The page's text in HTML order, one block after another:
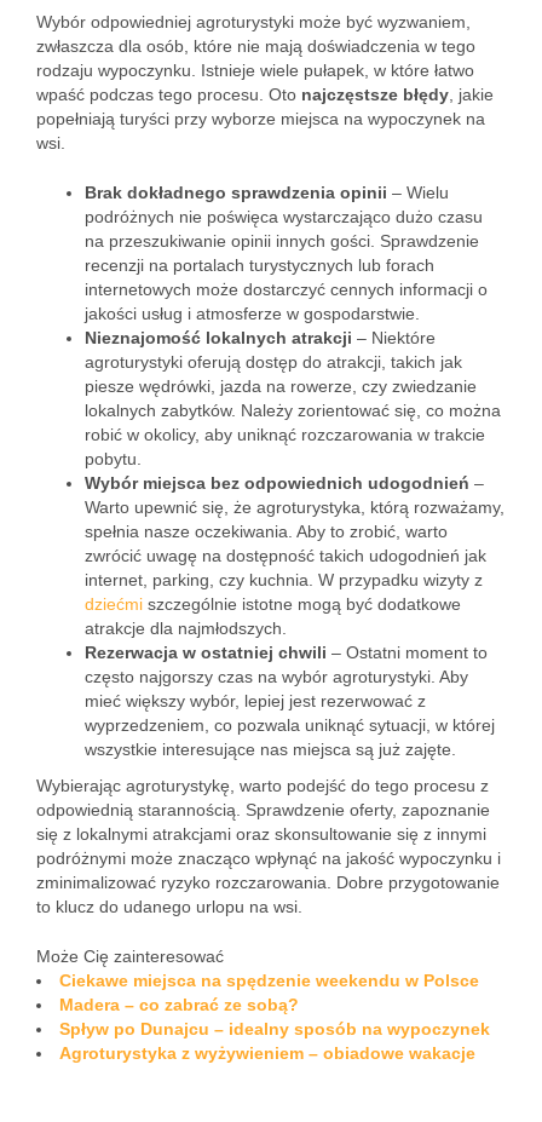
Wybór odpowiedniej agroturystyki może być wyzwaniem,
zwłaszcza dla osób, które nie mają doświadczenia w tego
rodzaju wypoczynku. Istnieje wiele pułapek, w które łatwo
wpaść podczas tego procesu. Oto najczęstsze błędy , jakie
popełniają turyści przy wyborze miejsca na wypoczynek na
wsi.
Brak dokładnego sprawdzenia opinii – Wielu
podróżnych nie poświęca wystarczająco dużo czasu
na przeszukiwanie opinii innych gości. Sprawdzenie
recenzji na portalach turystycznych lub forach
internetowych może dostarczyć cennych informacji o
jakości usług i atmosferze w gospodarstwie.
Nieznajomość lokalnych atrakcji – Niektóre
agroturystyki oferują dostęp do atrakcji, takich jak
piesze wędrówki, jazda na rowerze, czy zwiedzanie
lokalnych zabytków. Należy zorientować się, co można
robić w okolicy, aby uniknąć rozczarowania w trakcie
pobytu.
Wybór miejsca bez odpowiednich udogodnień –
Warto upewnić się, że agroturystyka, którą rozważamy,
spełnia nasze oczekiwania. Aby to zrobić, warto
zwrócić uwagę na dostępność takich udogodnień jak
internet, parking, czy kuchnia. W przypadku wizyty z
dziećmi szczególnie istotne mogą być dodatkowe
atrakcje dla najmłodszych.
Rezerwacja w ostatniej chwili – Ostatni moment to
często najgorszy czas na wybór agroturystyki. Aby
mieć większy wybór, lepiej jest rezerwować z
wyprzedzeniem, co pozwala uniknąć sytuacji, w której
wszystkie interesujące nas miejsca są już zajęte.
Wybierając agroturystykę, warto podejść do tego procesu z
odpowiednią starannością. Sprawdzenie oferty, zapoznanie
się z lokalnymi atrakcjami oraz skonsultowanie się z innymi
podróżnymi może znacząco wpłynąć na jakość wypoczynku i
zminimalizować ryzyko rozczarowania. Dobre przygotowanie
to klucz do udanego urlopu na wsi.
Może Cię zainteresować
Ciekawe miejsca na spędzenie weekendu w Polsce
Madera – co zabrać ze sobą?
Spływ po Dunajcu – idealny sposób na wypoczynek
Agroturystyka z wyżywieniem – obiadowe wakacje